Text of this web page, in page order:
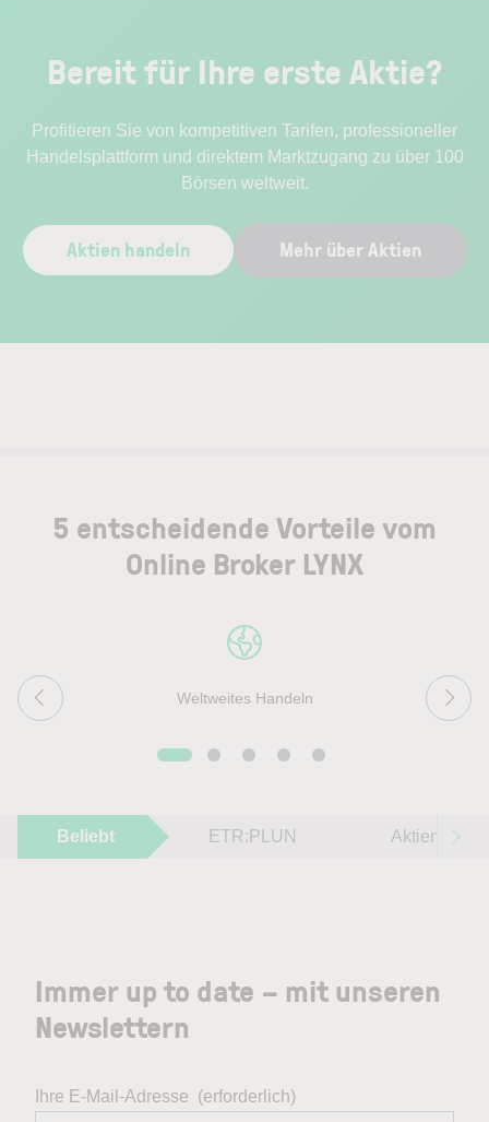
Bereit für Ihre erste Aktie?
Profitieren Sie von kompetitiven Tarifen, professioneller
Handelsplattform und direktem Marktzugang zu über 100
Börsen weltweit.
Aktien handeln Mehr über Aktien
5 entscheidende Vorteile vom
Online Broker LYNX
Weltweites Handeln
Beliebt ETR:PLUN Aktien im
Immer up to date – mit unseren
Newslettern
Ihre E-Mail-Adresse (erforderlich)